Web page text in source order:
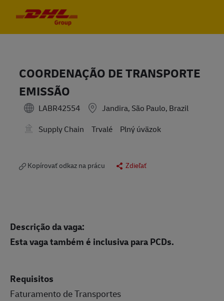
COORDENAÇÃO DE TRANSPORTE
EMISSÃO
LABR42554
Jandira, São Paulo, Brazil
Supply Chain
Trvalé Plný úväzok
Kopírovať odkaz na prácu Zdieľať
Descrição da vaga:
Esta vaga também é inclusiva para PCDs.
Requisitos
Faturamento de Transportes